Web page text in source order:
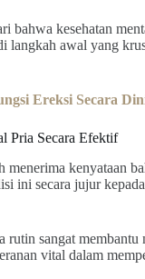
kesehatan
langkah awal yang
Ereksi Secara
Pria Secara Efektif
kenyataan
ini secara jujur
rutin sangat
vital dalam